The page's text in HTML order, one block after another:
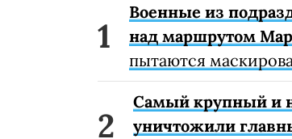
Военные из
над маршрутом
пытаются
Самый крупный и
уничтожили